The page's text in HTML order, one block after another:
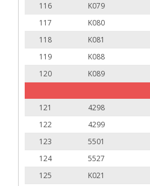
116
K079
117
K080
118
K081
119
K088
120
K089
121 4298
122
4299
123
5501
124
5527
125
K021